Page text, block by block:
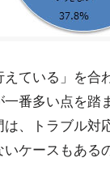
ている」を合
番多い点を踏
、トラブル対
ケースもある